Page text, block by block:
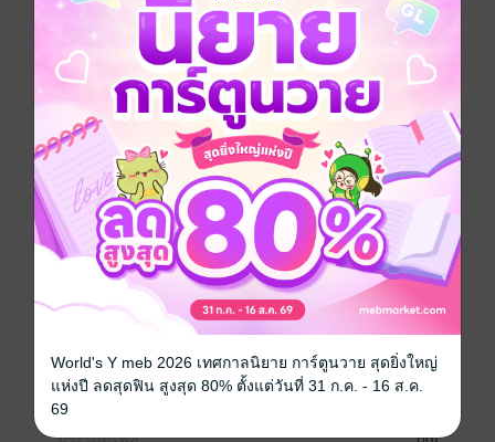
ศาสตร์ที่สำคัญในการสร้างความเข้าใจเกี่ยวกับฝน การ
ซึมผ่านผิวดินลงสู่ห้วยลำธารเป็นน้ำท่า เอื้อประโยชน์ต่อ
มนุษย์และสิ่งแวดล้อมอื่นๆ ด้วยเหตุดังกล่าว หลักการ
จัดการลุ่มน้ำจึงได้เน้นการเก็บน้ำไว้ในดินและเก็บดินให้
อยู่กับที่ เพื่อมิให้น้ำในฤดูฝนมากเกินไปจนเกิดน้ำท่วม และ
แห้งแล้งในฤดูแล้งจนเกิดการขาดแคลนน้ำ แต่การจะ
ดำเนินการได้นั้น ต้องมีความรู้และความเข้าใจตลอดจนมี
ความสามารถในการผสมผสานการจัดการดิน พืช น้ำ และ
มนุษย์ได้ย่างกลมกลืน และท้ายสุด ผู้เรียนจำเป็นต้องสร้าง
ความเข้าใจในหลักการจัดการพื้นที่เพื่อการจัดการน้ำ นั้น
จากความรู้ต่างๆ ที่เฉพาะในเล่มนี้ด้วยความเข้าใจอย่างดี
ก่อน จึงจะสามารถผสมผสานการจัดการทั้งระบบลุ่มน้ำให้
ได้น้ำปริมาณที่เหมาะสม คุณภาพดี และไหลในลำห้วย
ลำธารอย่างสม่ำเสมอตลอดไป
วิทยาศาสตร์ อุดมศึกษา
World's Y meb 2026 เทศกาลนิยาย การ์ตูนวาย สุดยิ่งใหญ่
แห่งปี ลดสุดฟิน สูงสุด 80% ตั้งแต่วันที่ 31 ก.ค. - 16 ส.ค.
69